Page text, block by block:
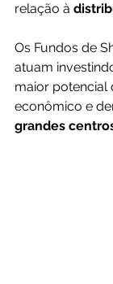
relação à
Os Fundos de
atuam
maior potencial
econômico e
grandes